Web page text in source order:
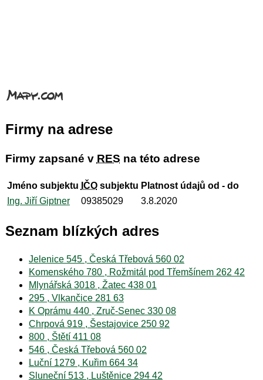
Firmy na adrese
Firmy zapsané v RES na této adrese
Jméno subjektu IČOsubjektu Platnost údajů od - do
Ing. Jiří Giptner
09385029 3.8.2020
Seznam blízkých adres
Jelenice 545 , Česká Třebová 560 02
Komenského 780 , Rožmitál pod Třemšínem 262 42
Mlynářská 3018 , Žatec 438 01
295 , Vlkančice 281 63
K Oprámu 440 , Zruč-Senec 330 08
Chrpová 919 , Šestajovice 250 92
800 , Štětí 411 08
546 , Česká Třebová 560 02
Luční 1279 , Kuřim 664 34
Sluneční 513 , Luštěnice 294 42